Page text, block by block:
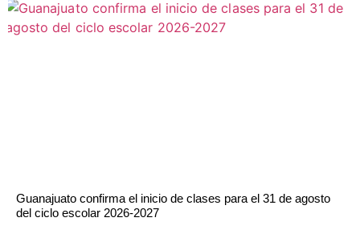
Guanajuato confirma el inicio de clases para el 31 de agosto
del ciclo escolar 2026-2027